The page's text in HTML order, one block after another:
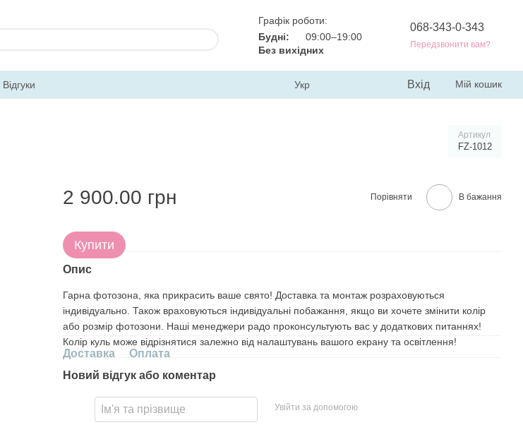
Графік роботи:
Будні:
09:00–19:00
Без вихідних
068-343-0-343
Передзвонити вам?
Відгуки Укр Вхід Мій кошик
Артикул
FZ-1012
2 900.00 грн Порівняти В бажання
Купити
Опис
Гарна фотозона, яка прикрасить ваше свято! Доставка та монтаж розраховуються
індивідуально. Також враховуються індивідуальні побажання, якщо ви хочете змінити колір
або розмір фотозони. Наші менеджери радо проконсультують вас у додаткових питаннях!
Колір куль може відрізнятися залежно від налаштувань вашого екрану та освітлення!
Доставка
Оплата
Новий відгук або коментар
Увійти за допомогою